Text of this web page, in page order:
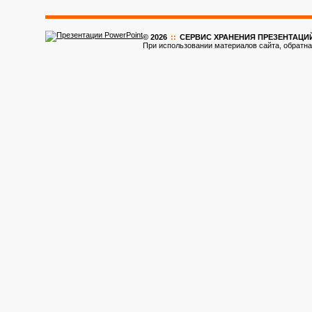
© 2026 :: CЕРВИС ХРАНЕНИЯ ПРЕЗЕНТАЦИЙ
При использовании материалов сайта,